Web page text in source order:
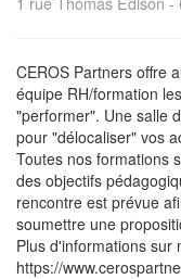
CEROS Partners offre
équipe RH/formation
"performer". Une salle
pour "délocaliser" vos
Toutes nos formations
des objectifs
rencontre est prévue
soumettre une
Plus d'informations sur
https://